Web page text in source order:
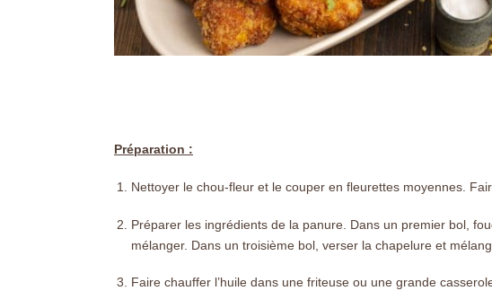
Préparation :
Nettoyer le chou-fleur et le couper en fleurettes moyennes.
Préparer les ingrédients de la panure. Dans un premier bol,
mélanger. Dans un troisième bol, verser la chapelure et
Faire chauffer l’huile dans une friteuse ou une grande